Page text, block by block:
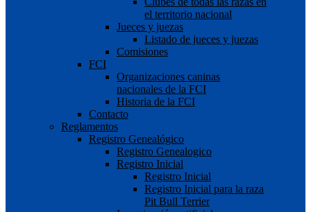
el territorio nacional
Jueces y juezas
Listado de jueces y juezas
Comisiones
FCI
Organizaciones caninas
nacionales de la FCI
Historia de la FCI
Contacto
Reglamentos
Registro Genealógico
Registro Genealogico
Registro Inicial
Registro Inicial
Registro Inicial para la raza
Pit Bull Terrier